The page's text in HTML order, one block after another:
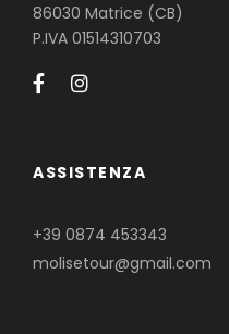
86030 Matrice (CB)
P.IVA 01514310703
ASSISTENZA
+39 0874 453343
molisetour@gmail.com